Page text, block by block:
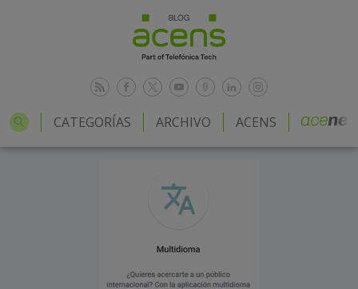
CATEGORÍAS ARCHIVO ACENS